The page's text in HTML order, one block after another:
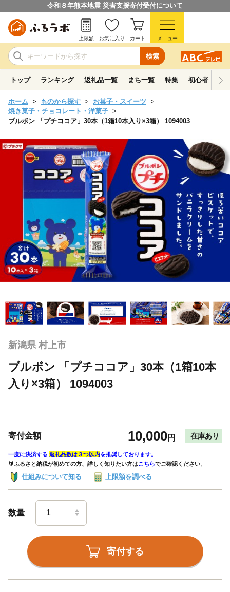
令和８年熊本地震 災害支援寄付受付について
検索
上限額 お気に入り カート メニュー
トップ ランキング 返礼品一覧 まち一覧 特集 初心者ガイド
ホーム ものから探す
お菓子・スイーツ
焼き菓子・チョコレート・洋菓子
ブルボン 「プチココア」30本（1箱10本入り×3箱） 1094003
新潟県 村上市
ブルボン 「プチココア」30本（1箱10本
入り×3箱） 1094003
寄付金額 10,000円 在庫あり
一度に決済する 返礼品数は３つ以内を推奨しております。
🔰ふるさと納税が初めての方、詳しく知りたい方はこちらでご確認ください。
仕組みについて知る 上限額を調べる
数量
寄付する